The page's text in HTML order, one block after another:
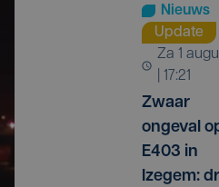
Nieuws
Update
za 1 augustus
| 17:21
Zwaar
ongeval
E403 in
Izegem: